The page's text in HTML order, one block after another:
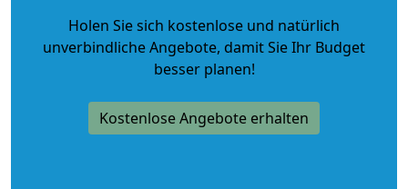
Holen Sie sich kostenlose und natürlich
unverbindliche Angebote, damit Sie Ihr Budget
besser planen!
Kostenlose Angebote erhalten